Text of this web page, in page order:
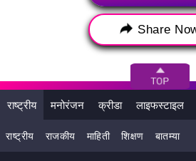
मोठा निर्णय आल्याने पोलिसांनी ही
संबंधित असभ्य मजकूर संदर्भात निर्णय दिला
की लहान मुलांसोबत असा मजकूर तयार
हा गुन्हा आहे. याआधी 2020 मध्येही एकता
सापडली होती. 2020 मध्ये या मालिकेच्या
आक्षेपार्ह साहित्य दाखवल्याबद्दल
होता.
Share
राष्ट्रीय मनोरंजन क्रीडा लाइफस्टाइल
राष्ट्रीय राजकीय माहिती शिक्षण बातम्या